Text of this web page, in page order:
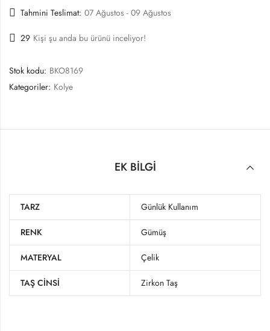
Tahmini Teslimat: 07 Ağustos - 09 Ağustos
29 Kişi şu anda bu ürünü inceliyor!
Stok kodu: BKO8169
Kategoriler: Kolye
EK BILGI
TARZ Günlük Kullanım
RENK Gümüş
MATERYAL Çelik
TAŞ CINSI Zirkon Taş